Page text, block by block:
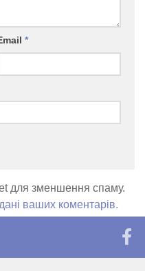
*
для зменшення спаму.
ваших коментарів.